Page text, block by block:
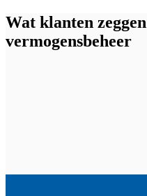
Wat klanten
vermogensbeheer